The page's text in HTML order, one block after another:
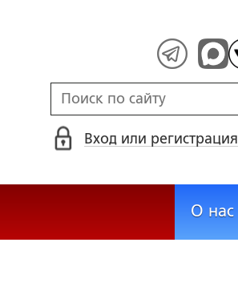
Вход или регистрация
О нас